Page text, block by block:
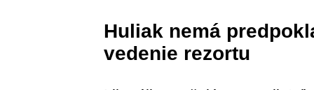
Huliak nemá
vedenie rezortu